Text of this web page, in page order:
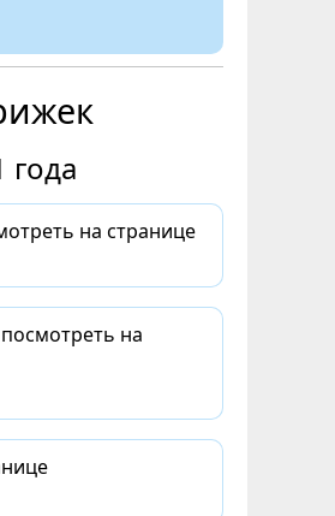
года
на странице
на